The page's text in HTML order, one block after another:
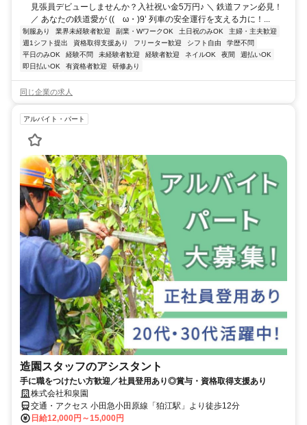
見張員デビューしませんか？入社祝い金5万円♪ ＼ 鉄道ファン必見！
／ あなたの鉄道愛が ((ゝω・)9’ 列車の安全運行を支える力に！...
制服あり 業界未経験者歓迎 副業・WワークOK 土日祝のみOK
主婦・主夫歓迎
週1シフト提出
資格取得支援あり フリーター歓迎 シフト自由
学歴不問
平日のみOK
経験不問 未経験者歓迎 経験者歓迎 ネイルOK 夜間
週払いOK
即日払いOK
有資格者歓迎 研修あり
同じ企業の求人
アルバイト・パート
造園スタッフのアシスタント
手に職をつけたい方歓迎／社員登用あり◎賞与・資格取得支援あり
株式会社和泉園
交通・アクセス 小田急小田原線「狛江駅」より徒歩12分
日給12,000円～15,000円